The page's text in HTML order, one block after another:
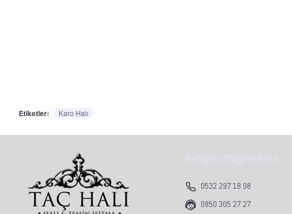
Etiketler: Karo Halı
İletişim Bilgilerimiz
0532 297 18 98
0850 305 27 27